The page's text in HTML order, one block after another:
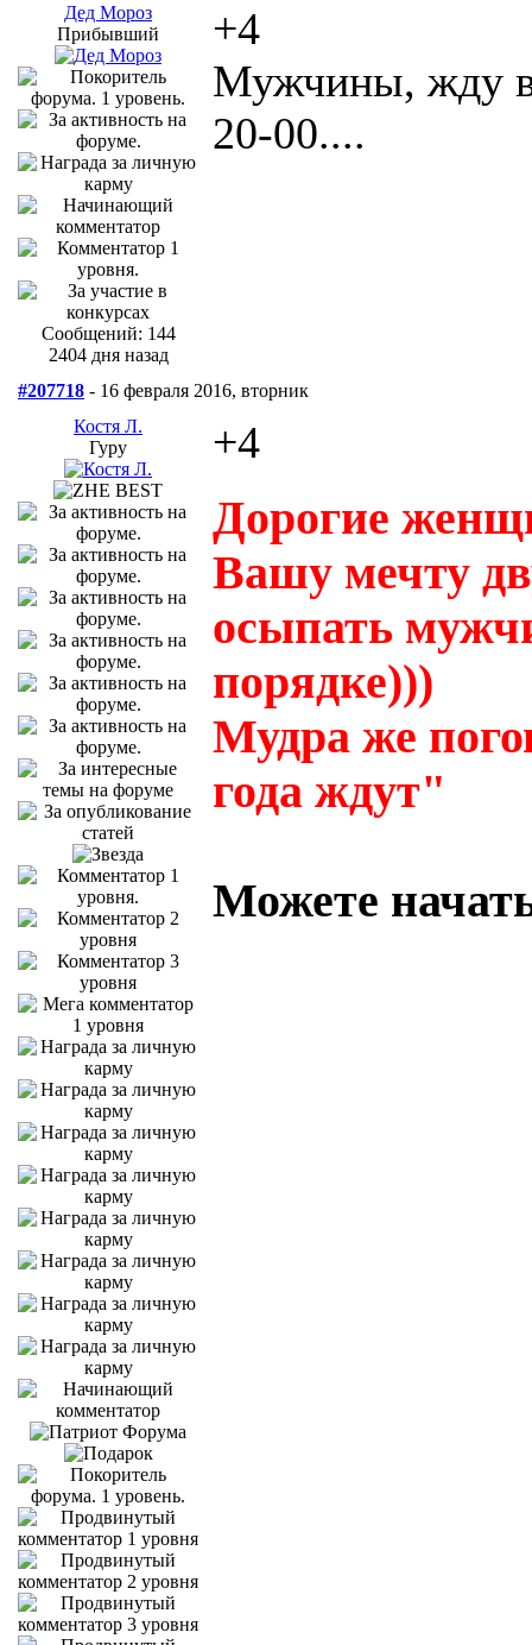
Дед Мороз
Прибывший
Сообщений: 144
2404 дня назад
+4
Мужчины, жду
20-00....
#207718 - 16 февраля 2016, вторник
Костя Л.
Гуру
+4
Дорогие
Вашу мечту
осыпать
порядке)))
Мудра же
года ждут"
Можете